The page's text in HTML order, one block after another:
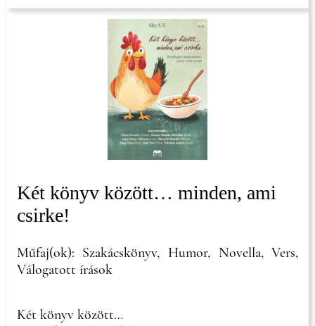
Két könyv között… minden, ami
csirke!
Műfaj(ok): Szakácskönyv, Humor, Novella, Vers,
Válogatott írások
Két könyv között…